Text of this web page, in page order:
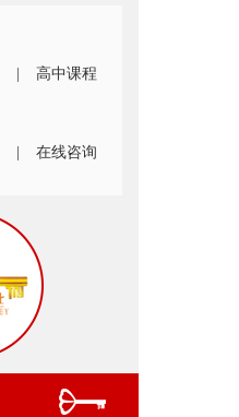
高中课程
在线咨询